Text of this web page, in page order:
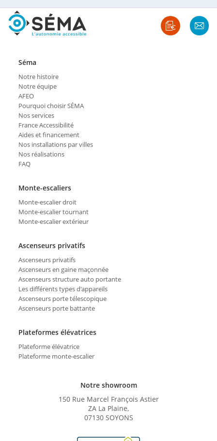
Notre showroom
150 Rue Marcel François Astier
ZA La Plaine,
07130 SOYONS
Séma
Notre histoire
Notre équipe
AFEO
Pourquoi choisir SÉMA
Nos services
France Accessibilité
Aides et financement
Nos installations par villes
Nos réalisations
FAQ
Monte-escaliers
Monte-escalier droit
Monte-escalier tournant
Monte-escalier extérieur
Ascenseurs privatifs
Ascenseurs privatifs
Ascenseurs en gaine maçonnée
Ascenseurs structure auto portante
Les différents types d'appareils
Ascenseurs porte télescopique
Ascenseurs porte battante
Plateformes élévatrices
Plateforme élévatrice
Plateforme monte-escalier